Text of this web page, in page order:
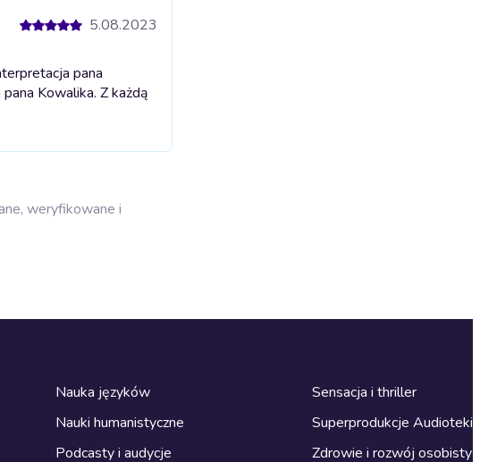
5.08.2023
pana
Kowalika. Z każdą
weryfikowane i
Nauka języków
Nauki humanistyczne
Podcasty i audycje
Sensacja i thriller
Superprodukcje Audioteki
Zdrowie i rozwój osobisty